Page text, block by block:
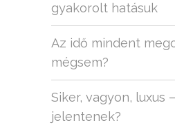
gyakorolt hatásuk
Az idő mindent
mégsem?
Siker, vagyon, luxus
jelentenek?